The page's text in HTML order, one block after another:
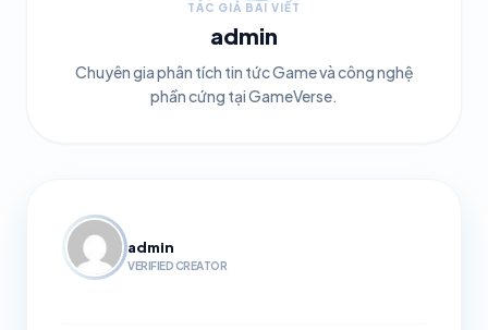
TÁC GIẢ BÀI VIẾT
admin
Chuyên gia phân tích tin tức Game và công nghệ
phần cứng tại GameVerse.
admin
VERIFIED CREATOR